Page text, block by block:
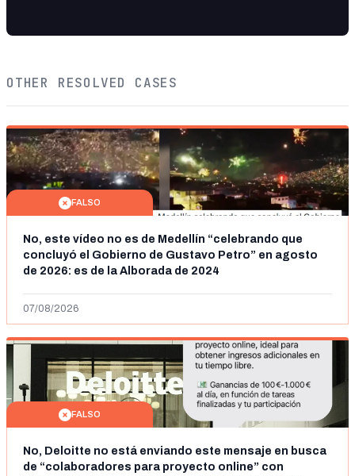
OTHER RESOLVED CASES
FALSO
No, este vídeo no es de Medellín “celebrando que
concluyó el Gobierno de Gustavo Petro” en agosto
de 2026: es de la Alborada de 2024
07/08/2026
FALSO
No, Deloitte no está enviando este mensaje en busca
de “colaboradores para proyecto online” con